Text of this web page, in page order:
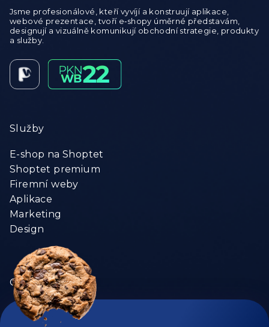
Jsme profesionálové, kteří vyvíjí a konstruují aplikace,
webové prezentace, tvoří e‑shopy úměrné představám,
designují a vizuálně komunikují obchodní strategie, produkty
a služby.
Služby
E-shop na Shoptet
Shoptet premium
Firemní weby
Aplikace
Marketing
Design
O nás
Firma
Kontakty